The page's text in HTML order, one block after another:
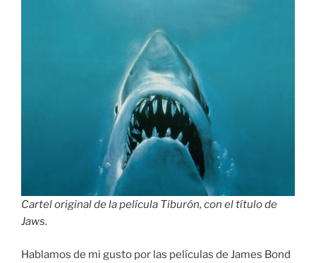
Cartel original de la película Tiburón, con el título de
Jaws.
Hablamos de mi gusto por las películas de James Bond